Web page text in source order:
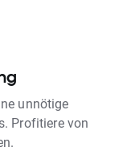
unnötige
Profitiere von